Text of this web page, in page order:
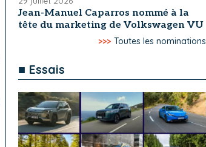
Jean-Manuel Caparros nommé à la
tête du marketing de Volkswagen VU
>>> Toutes les nominations
■ Essais